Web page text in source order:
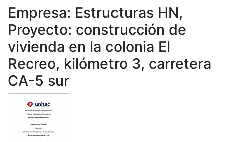
All of DSpace
Statistics
Empresa: Estructuras HN,
Proyecto: construcción de
vivienda en la colonia El
Recreo, kilómetro 3, carretera
CA-5 sur